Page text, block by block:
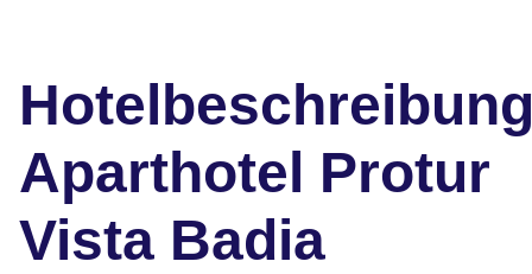
Aparthotel Protur
Vista Badia